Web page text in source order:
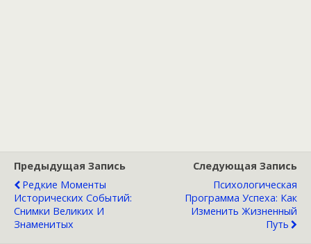
Предыдущая Запись
Редкие Моменты
Исторических Событий:
Снимки Великих И
Знаменитых
Следующая Запись
Психологическая
Программа Успеха: Как
Изменить Жизненный
Путь